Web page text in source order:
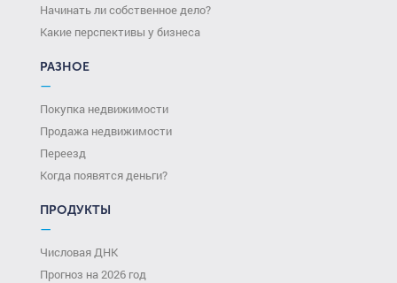
Начинать ли собственное дело?
Какие перспективы у бизнеса
РАЗНОЕ
—
Покупка недвижимости
Продажа недвижимости
Переезд
Когда появятся деньги?
ПРОДУКТЫ
—
Числовая ДНК
Прогноз на 2026 год